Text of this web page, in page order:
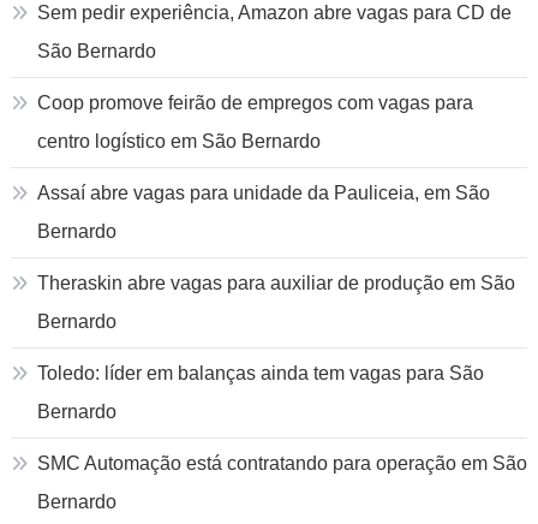
Sem pedir experiência, Amazon abre vagas para CD de
São Bernardo
Coop promove feirão de empregos com vagas para
centro logístico em São Bernardo
Assaí abre vagas para unidade da Pauliceia, em São
Bernardo
Theraskin abre vagas para auxiliar de produção em São
Bernardo
Toledo: líder em balanças ainda tem vagas para São
Bernardo
SMC Automação está contratando para operação em São
Bernardo